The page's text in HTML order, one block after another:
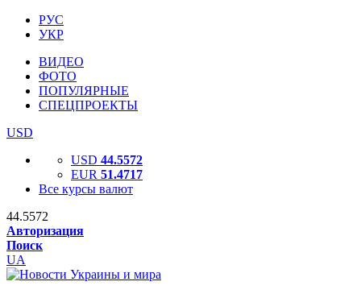
РУС
УКР
ВИДЕО
ФОТО
ПОПУЛЯРНЫЕ
СПЕЦПРОЕКТЫ
USD
USD 44.5572
EUR 51.4717
Все курсы валют
44.5572
Авторизация
Поиск
UA